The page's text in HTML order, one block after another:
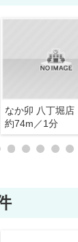
なか卯 八丁堀店
約74m／1分